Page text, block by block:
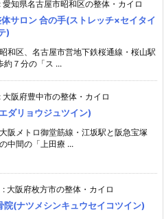
: 愛知県名古屋市昭和区の整体・カイロ
サロン 合の手(ストレッチ×セイタイ
)
和区、名古屋市営地下鉄桜通線・桜山駅
約７分の「ス ...
: 大阪府豊中市の整体・カイロ
ダリョウジュツイン)
阪メトロ御堂筋線・江坂駅と阪急宝塚
中間の「上田療 ...
: 大阪府枚方市の整体・カイロ
院(ナツメシンキュウセイコツイン)